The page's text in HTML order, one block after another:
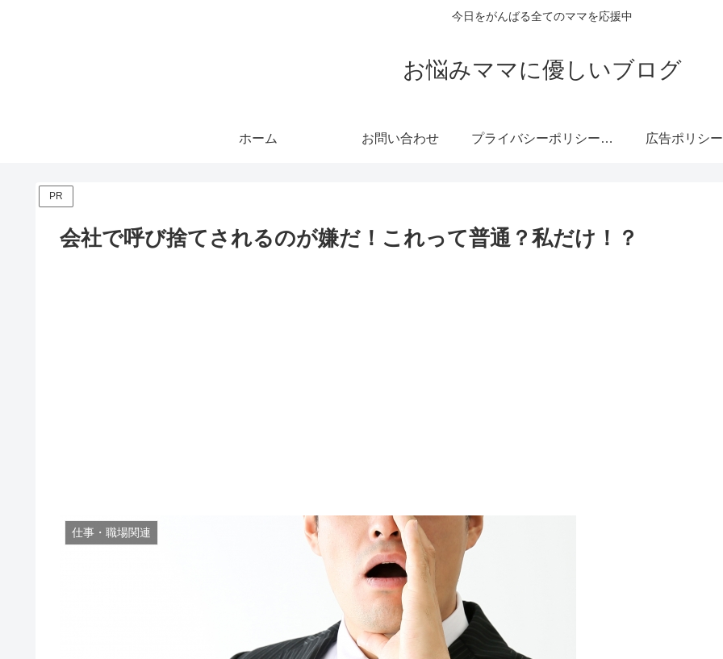
今日をがんばる全てのママを応援中
お悩みママに優しいブログ
ホーム お問い合わせ プライバシーポリシー・免責事項 広告ポリシー
PR
会社で呼び捨てされるのが嫌だ！これって普通？私だけ！？
仕事・職場関連